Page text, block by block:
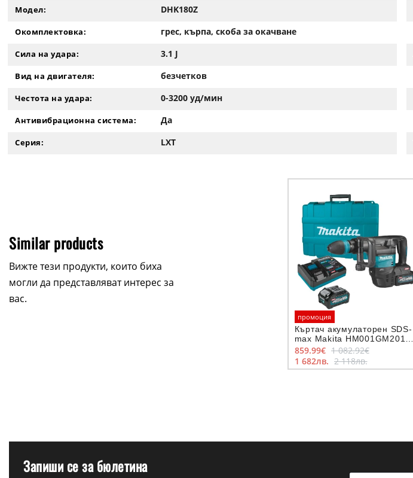
Модел: DHK180Z
Окомплектовка: грес, кърпа, скоба за окачване
Сила на удара: 3.1 J
Вид на двигателя: безчетков
Честота на удара: 0-3200 уд/мин
Антивибрационна система: Да
Серия: LXT
Similar products
Вижте тези продукти, които биха
могли да представляват интерес за
вас.
промоция
Къртач акумулаторен SDS-
max Makita HM001GM201,
40V, 4Ah
859.99€ 1 082.92€
1 682лв. 2 118лв.
Запиши се за бюлетина